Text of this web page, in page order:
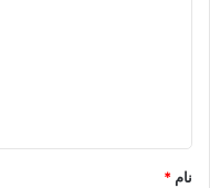
*
نام *